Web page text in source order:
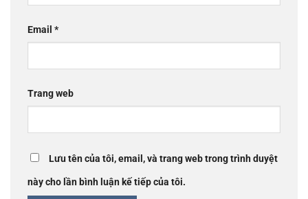
Email *
Trang web
Lưu tên của tôi, email, và trang web trong trình duyệt
này cho lần bình luận kế tiếp của tôi.